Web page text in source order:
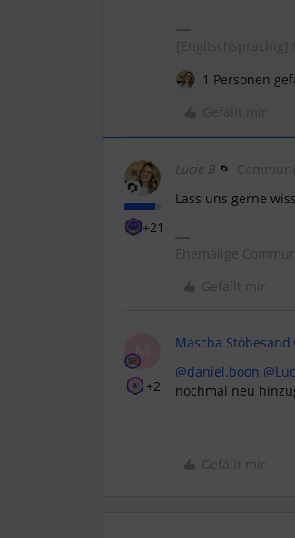
1 Personen
+21
Lucie B
Lass uns gerne
Ehemalige
Gefällt mir
M
+2
Mascha Stöbesand
@daniel.boon
nochmal neu
Gefällt mir